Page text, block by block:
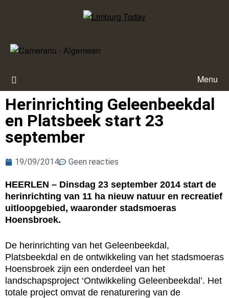
Menu
Herinrichting Geleenbeekdal
en Platsbeek start 23
september
19/09/2014 Geen reacties
HEERLEN – Dinsdag 23 september 2014 start de
herinrichting van 11 ha nieuw natuur en recreatief
uitloopgebied, waaronder stadsmoeras
Hoensbroek.
De herinrichting van het Geleenbeekdal,
Platsbeekdal en de ontwikkeling van het stadsmoeras
Hoensbroek zijn een onderdeel van het
landschapsproject ‘Ontwikkeling Geleenbeekdal’. Het
totale project omvat de renaturering van de